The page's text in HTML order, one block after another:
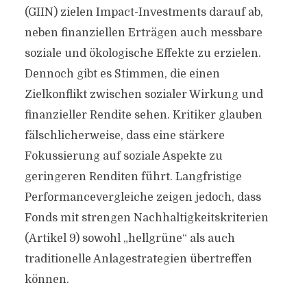
(GIIN) zielen Impact-Investments darauf ab,
neben finanziellen Erträgen auch messbare
soziale und ökologische Effekte zu erzielen.
Dennoch gibt es Stimmen, die einen
Zielkonflikt zwischen sozialer Wirkung und
finanzieller Rendite sehen. Kritiker glauben
fälschlicherweise, dass eine stärkere
Fokussierung auf soziale Aspekte zu
geringeren Renditen führt. Langfristige
Performancevergleiche zeigen jedoch, dass
Fonds mit strengen Nachhaltigkeitskriterien
(Artikel 9) sowohl „hellgrüne“ als auch
traditionelle Anlagestrategien übertreffen
können.